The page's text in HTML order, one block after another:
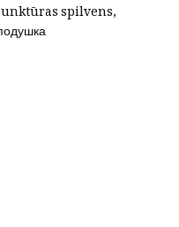
spilvens,